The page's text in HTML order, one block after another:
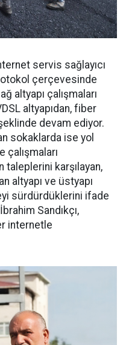
servis sağlayıcı
çerçevesinde
altyapı çalışmaları
altyapıdan, fiber
devam ediyor.
sokaklarda ise yol
taleplerini karşılayan,
altyapı ve üstyapı
sürdürdüklerini ifade
Sandıkçı,
internetle